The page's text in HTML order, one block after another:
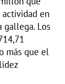
en
gallega. Los
más que el